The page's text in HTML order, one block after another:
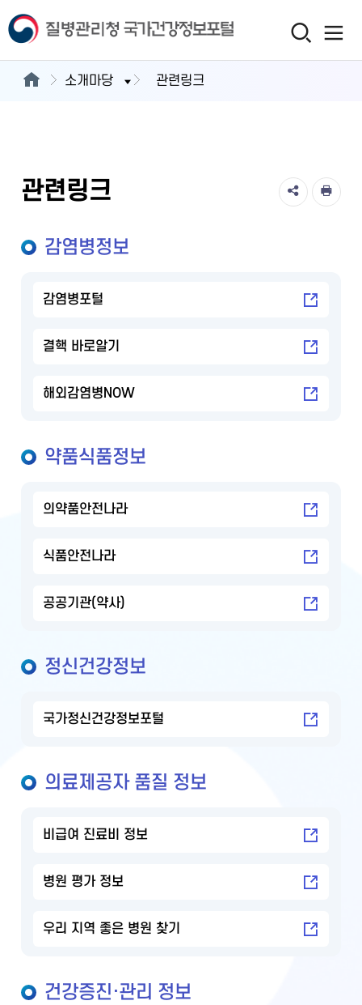
소개마당 관련링크
관련링크
감염병정보
감염병포털
결핵 바로알기
해외감염병NOW
약품식품정보
의약품안전나라
식품안전나라
공공기관(약사)
정신건강정보
국가정신건강정보포털
의료제공자 품질 정보
비급여 진료비 정보
병원 평가 정보
우리 지역 좋은 병원 찾기
건강증진·관리 정보